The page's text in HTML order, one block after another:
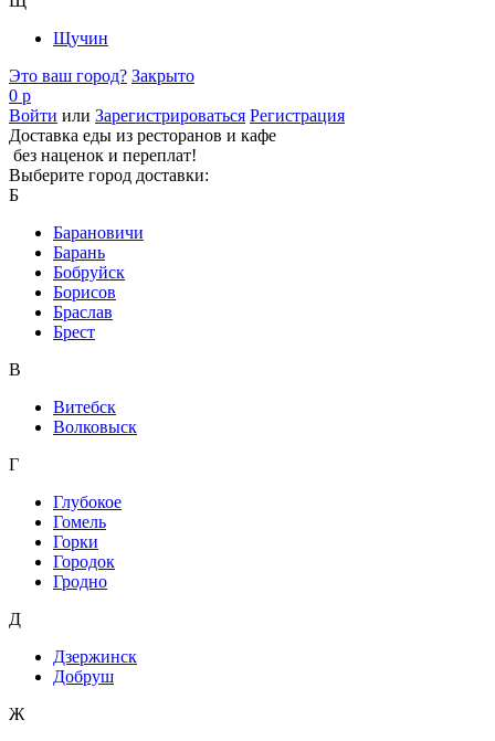
Щучин
Это ваш город? Закрыто
0 р
Войти или Зарегистрироваться Регистрация
Доставка еды из ресторанов и кафе
без наценок и переплат!
Выберите город доставки:
Б
Барановичи
Барань
Бобруйск
Борисов
Браслав
Брест
В
Витебск
Волковыск
Г
Глубокое
Гомель
Горки
Городок
Гродно
Д
Дзержинск
Добруш
Ж